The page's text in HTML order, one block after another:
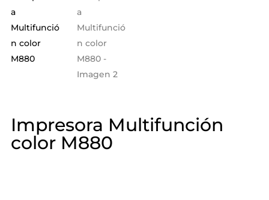
Impresora Multifunción
color M880